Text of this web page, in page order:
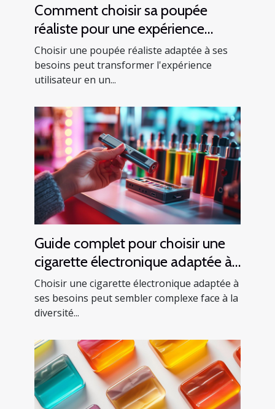
Comment choisir sa poupée
réaliste pour une expérience
optimale ?
Choisir une poupée réaliste adaptée à ses
besoins peut transformer l'expérience
utilisateur en un...
Guide complet pour choisir une
cigarette électronique adaptée à
vos besoins
Choisir une cigarette électronique adaptée à
ses besoins peut sembler complexe face à la
diversité...